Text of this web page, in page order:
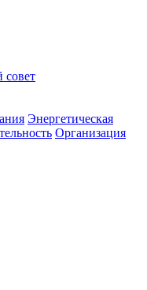
Энергетическая
Организация